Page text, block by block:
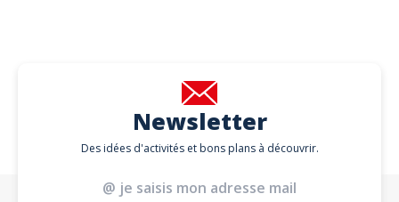
Newsletter
Des idées d'activités et bons plans à découvrir.